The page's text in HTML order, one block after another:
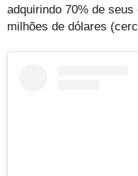
adquirindo 70% de
milhões de dólares